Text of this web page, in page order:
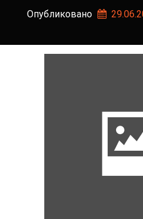
Опубликовано